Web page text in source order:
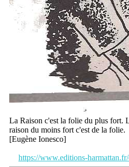
La Raison c'est la folie du plus fort.
raison du moins fort c'est de la folie.
[Eugène Ionesco]
https://www.editions-